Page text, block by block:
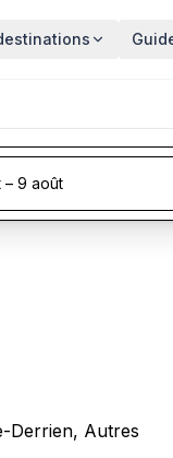
– 9 août
Derrien, Autres